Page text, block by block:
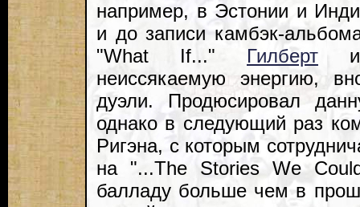
например, в Эстонии и
и до записи камбэк-
"What If..." Гилберт
неиссякаемую энергию,
дуэли. Продюсировал
однако в следующий раз
Ригэна, с которым
на "...The Stories We
балладу больше чем в